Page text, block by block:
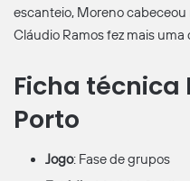
escanteio, Moreno
Cláudio Ramos fez mais uma
Ficha técnica
Porto
Jogo: Fase de grupos